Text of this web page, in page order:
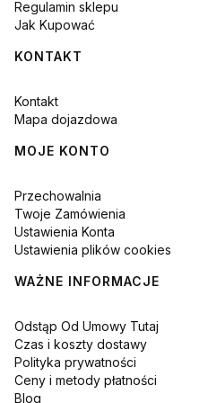
Regulamin sklepu
Jak Kupować
KONTAKT
Kontakt
Mapa dojazdowa
MOJE KONTO
Przechowalnia
Twoje Zamówienia
Ustawienia Konta
Ustawienia plików cookies
WAŻNE INFORMACJE
Odstąp Od Umowy Tutaj
Czas i koszty dostawy
Polityka prywatności
Ceny i metody płatności
Blog